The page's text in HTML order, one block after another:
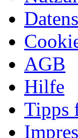
AGB
Hilfe
Tipps